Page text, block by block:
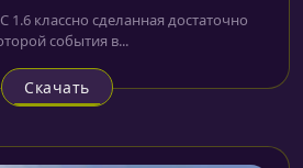
1.6 классно сделанная достаточно
события в...
Скачать